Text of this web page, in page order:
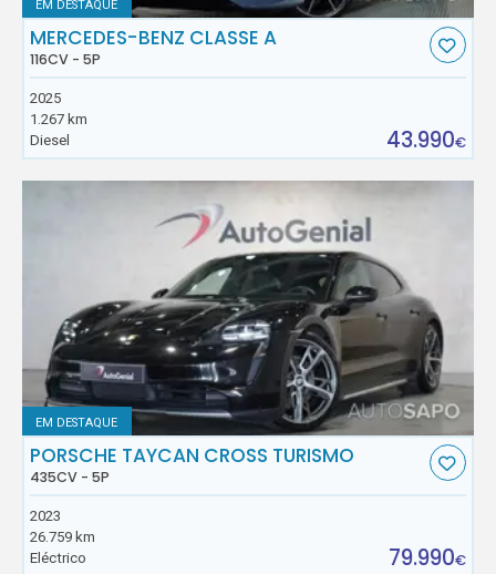
EM DESTAQUE
MERCEDES-BENZ CLASSE A
116CV - 5P
2025
1.267 km
Diesel
43.990€
EM DESTAQUE
PORSCHE TAYCAN CROSS TURISMO
435CV - 5P
2023
26.759 km
Eléctrico
79.990€